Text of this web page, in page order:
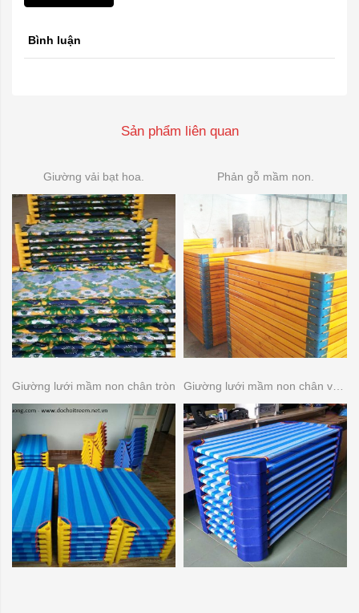
Bình luận
Sản phẩm liên quan
Giường vải bạt hoa. Phản gỗ mầm non.
Giường lưới mầm non chân tròn